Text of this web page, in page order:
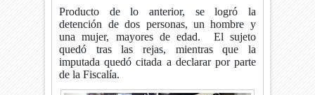
Producto de lo anterior, se logró la
detención de dos personas, un hombre y
una mujer, mayores de edad.
El sujeto
quedó tras las rejas, mientras que la
imputada quedó citada a declarar por parte
de la Fiscalía.